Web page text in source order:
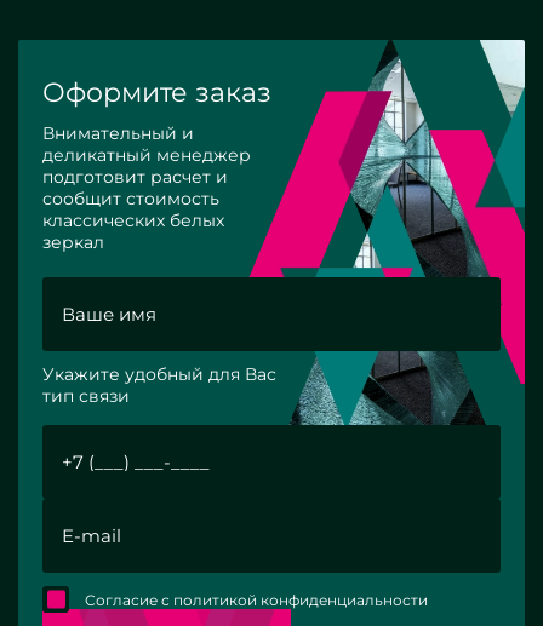
Оформите заказ
Внимательный и
деликатный менеджер
подготовит расчет и
сообщит стоимость
классических белых
зеркал
Укажите удобный для Вас
тип связи
Согласие с политикой конфиденциальности